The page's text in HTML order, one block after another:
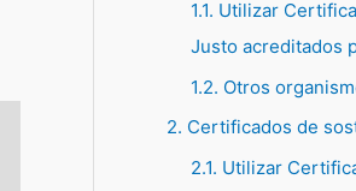
:
1.1. Utilizar
Justo acreditados
1.2. Otros
2. Certificados de
2.1. Utilizar